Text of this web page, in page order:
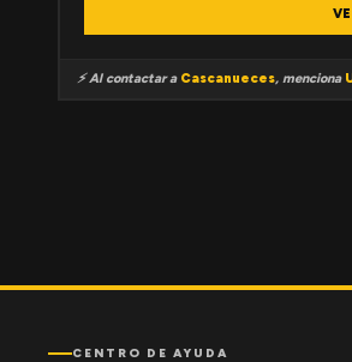
⚡ Al contactar a Cascanueces, menciona
CENTRO DE AYUDA